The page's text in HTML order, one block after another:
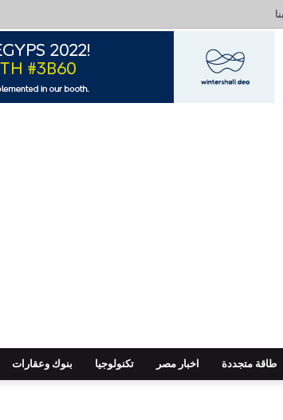
طاقة متجددة اخبار مصر تكنولوجيا بنوك وعقارات